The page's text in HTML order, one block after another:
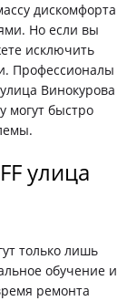
дискомфорта
Но если вы
исключить
Профессионалы
Винокурова
могут быстро
улица
только лишь
обучение и
ремонта